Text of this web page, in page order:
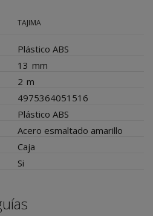
TAJIMA
Plástico ABS
13 mm
2 m
4975364051516
Plástico ABS
Acero esmaltado amarillo
Caja
Si